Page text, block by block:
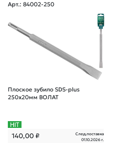
Арт.: 84002-250
Плоское зубило SDS-plus
250х20мм ВОЛАТ
140,00₽
След.поставка
01.10.2026 г.